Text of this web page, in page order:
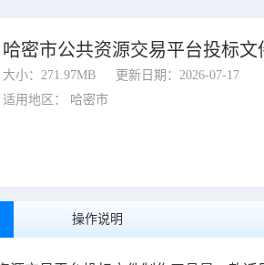
哈密市公共资源交易平台投标文
大小：271.97MB
更新日期：2026-07-17
适用地区： 哈密市
操作说明